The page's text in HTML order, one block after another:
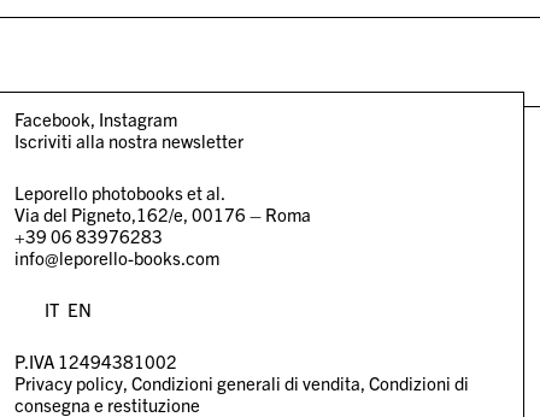
Facebook Instagram
Iscriviti alla nostra newsletter
Leporello photobooks et al.
Via del Pigneto,162/e, 00176 – Roma
+39 06 83976283
info@leporello-books.com
IT EN
P.IVA 12494381002
Privacy policy Condizioni generali di vendita Condizioni di
consegna e restituzione